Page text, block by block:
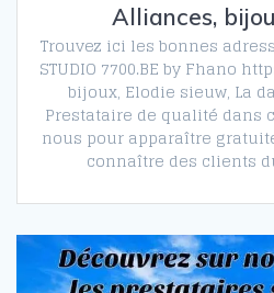
Alliances,
Trouvez ici les bonnes
STUDIO 7700.BE by Fhano
bijoux, Elodie sieuw, La
Prestataire de qualité dans
nous pour apparaître
connaître des clients du